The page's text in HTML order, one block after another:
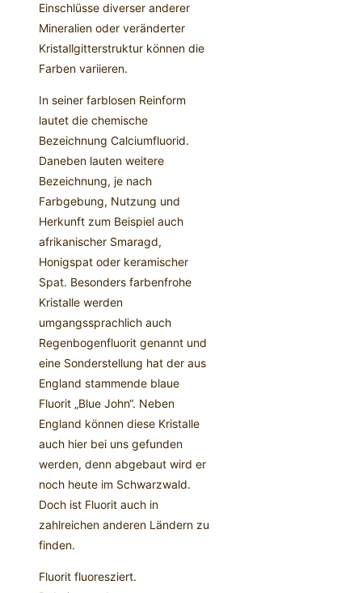
Einschlüsse diverser anderer
Mineralien oder veränderter
Kristallgitterstruktur können die
Farben variieren.
In seiner farblosen Reinform
lautet die chemische
Bezeichnung Calciumfluorid.
Daneben lauten weitere
Bezeichnung, je nach
Farbgebung, Nutzung und
Herkunft zum Beispiel auch
afrikanischer Smaragd,
Honigspat oder keramischer
Spat. Besonders farbenfrohe
Kristalle werden
umgangssprachlich auch
Regenbogenfluorit genannt und
eine Sonderstellung hat der aus
England stammende blaue
Fluorit „Blue John“. Neben
England können diese Kristalle
auch hier bei uns gefunden
werden, denn abgebaut wird er
noch heute im Schwarzwald.
Doch ist Fluorit auch in
zahlreichen anderen Ländern zu
finden.
Fluorit fluoresziert.